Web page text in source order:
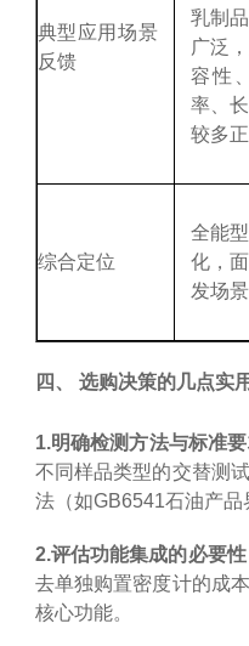
典型应用场景
反馈
乳制
广泛
容性
率、
较多正
综合定位
全能
化，
发场景
四、 选购决策的几点实
1.明确检测方法与标准
不同样品类型的交替测
法（如GB6541石油产品
2.评估功能集成的必要性
去单独购置密度计的成
核心功能。